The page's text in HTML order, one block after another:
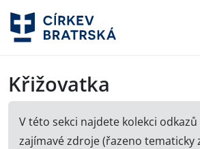
Křižovatka
V této sekci najdete kolekci
zajímavé zdroje (řazeno tematicky